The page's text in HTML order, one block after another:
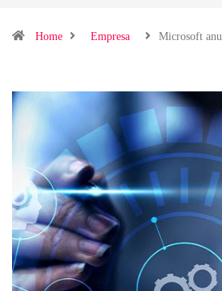
Home Empresa Microsoft